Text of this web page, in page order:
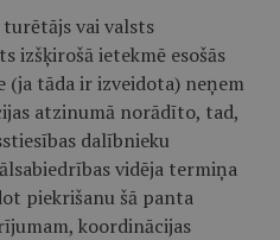
vai valsts
izšķirošā ietekmē esošās
(ja tāda ir izveidota) neņem
atzinumā norādīto, tad,
dalībnieku
vidēja termiņa
piekrišanu šā panta
koordinācijas